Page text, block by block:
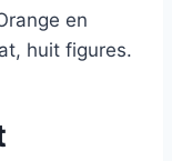
en
huit figures.